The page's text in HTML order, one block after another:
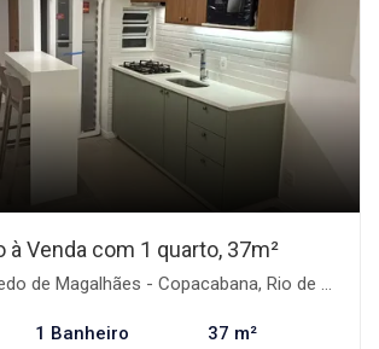
à Venda com 1 quarto, 37m²
de Magalhães - Copacabana, Rio de Janeiro-RJ
1 Banheiro 37 m²